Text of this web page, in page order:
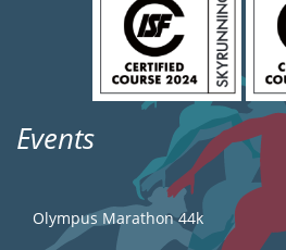
Events
Olympus Marathon 44k